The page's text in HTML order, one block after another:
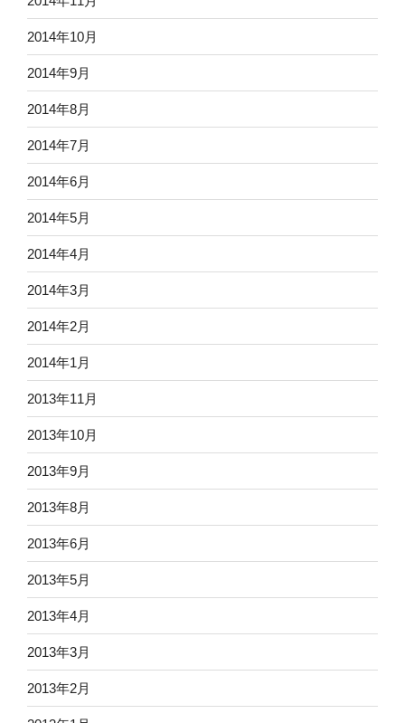
2014年10月
2014年9月
2014年8月
2014年7月
2014年6月
2014年5月
2014年4月
2014年3月
2014年2月
2014年1月
2013年11月
2013年10月
2013年9月
2013年8月
2013年6月
2013年5月
2013年4月
2013年3月
2013年2月